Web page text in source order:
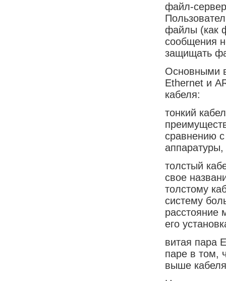
файл-
файлы (как
сообщения
защищать
Основными
Ethernet и
кабеля:
тонкий
сравнению с
толстый
свое
толстому
систему
расстояние
его
витая пара
паре в том,
выше